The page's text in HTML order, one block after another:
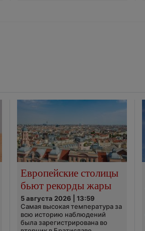
Европейские столицы
бьют рекорды жары
5 августа 2026 | 13:59
Самая высокая температура за
всю историю наблюдений
была зарегистрирована во